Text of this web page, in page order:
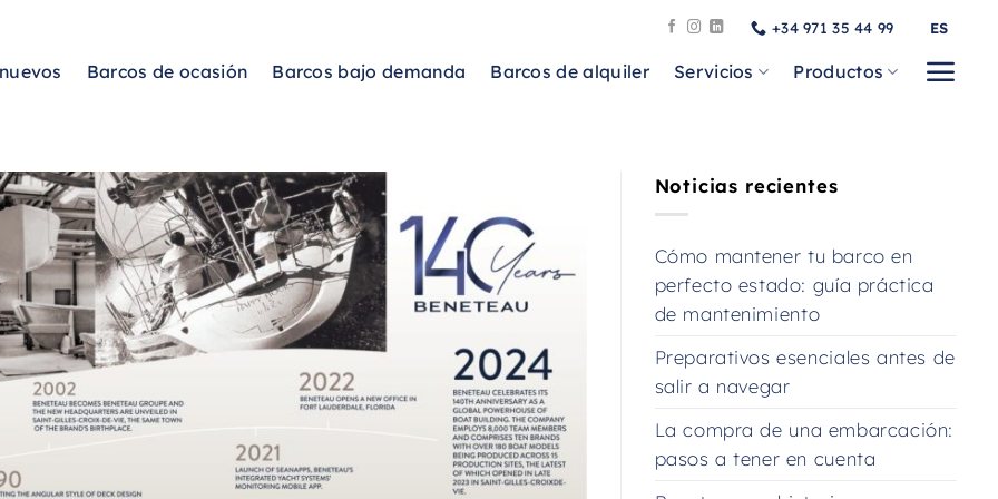
+34 971 35 44 99 ES
Barcos de ocasión Barcos bajo demanda Barcos de alquiler Servicios Productos
Noticias recientes
Cómo mantener tu barco en
perfecto estado: guía práctica
de mantenimiento
Preparativos esenciales antes de
salir a navegar
La compra de una embarcación:
pasos a tener en cuenta